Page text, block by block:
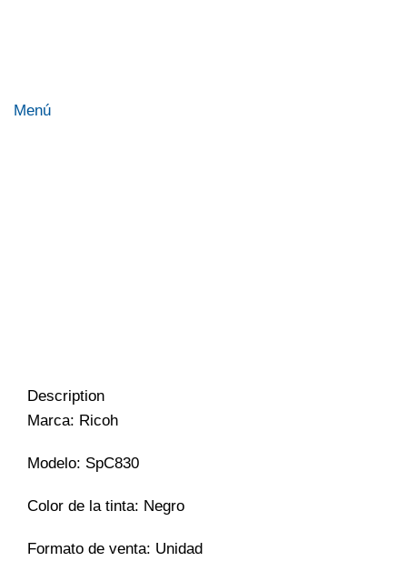
Menú
Description
Marca: Ricoh
Modelo: SpC830
Color de la tinta: Negro
Formato de venta: Unidad